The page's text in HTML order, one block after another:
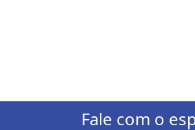
Fale com o